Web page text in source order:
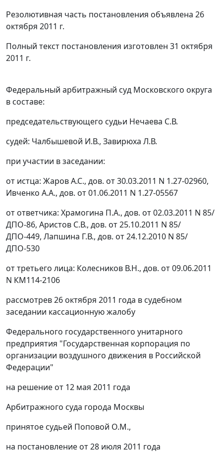
Резолютивная часть постановления объявлена 26
октября 2011 г.
Полный текст постановления изготовлен 31 октября
2011 г.
Федеральный арбитражный суд Московского округа
в составе:
председательствующего судьи Нечаева С.В.
судей: Чалбышевой И.В., Завирюха Л.В.
при участии в заседании:
от истца: Жаров А.С., дов. от 30.03.2011 N 1.27-02960,
Ивченко А.А., дов. от 01.06.2011 N 1.27-05567
от ответчика: Храмогина П.А., дов. от 02.03.2011 N 85/
ДПО-86, Аристов С.В., дов. от 25.10.2011 N 85/
ДПО-449, Лапшина Г.В., дов. от 24.12.2010 N 85/
ДПО-530
от третьего лица: Колесников В.Н., дов. от 09.06.2011
N КМ114-2106
рассмотрев 26 октября 2011 года в судебном
заседании кассационную жалобу
Федерального государственного унитарного
предприятия "Государственная корпорация по
организации воздушного движения в Российской
Федерации"
на решение от 12 мая 2011 года
Арбитражного суда города Москвы
принятое судьей Поповой О.М.,
на постановление от 28 июля 2011 года